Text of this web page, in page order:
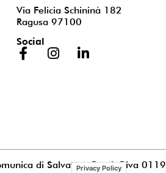
Via Felicia Schininà 182
Ragusa 97100
Social
di Salvatore PucciaP.iva
Privacy Policy